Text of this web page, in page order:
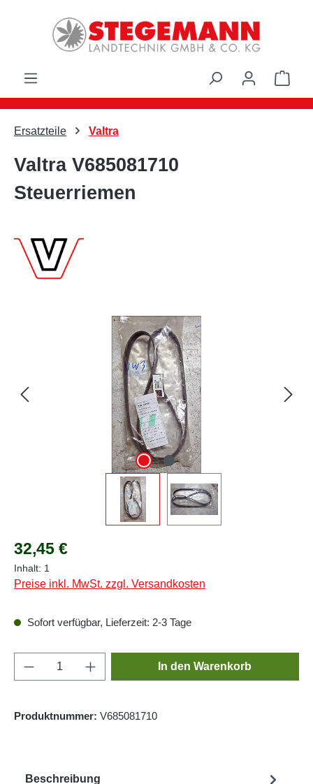
Zum Hauptinhalt springen
Ersatzteile Valtra
Valtra V685081710
Steuerriemen
Bildergalerie überspringen
Regulärer Preis:
32,45 €
Inhalt: 1
Preise inkl. MwSt. zzgl. Versandkosten
Sofort verfügbar, Lieferzeit: 2-3 Tage
Produkt Anzahl: Gib den gewünschten
In den Warenkorb
Produktnummer: V685081710
Beschreibung